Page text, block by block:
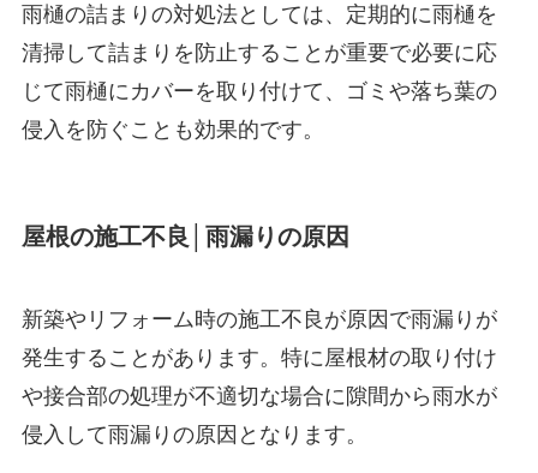
雨樋の詰まりの対処法としては、定期的に雨樋を
清掃して詰まりを防止することが重要で必要に応
じて雨樋にカバーを取り付けて、ゴミや落ち葉の
侵入を防ぐことも効果的です。
屋根の施工不良│雨漏りの原因
新築やリフォーム時の施工不良が原因で雨漏りが
発生することがあります。特に屋根材の取り付け
や接合部の処理が不適切な場合に隙間から雨水が
侵入して雨漏りの原因となります。